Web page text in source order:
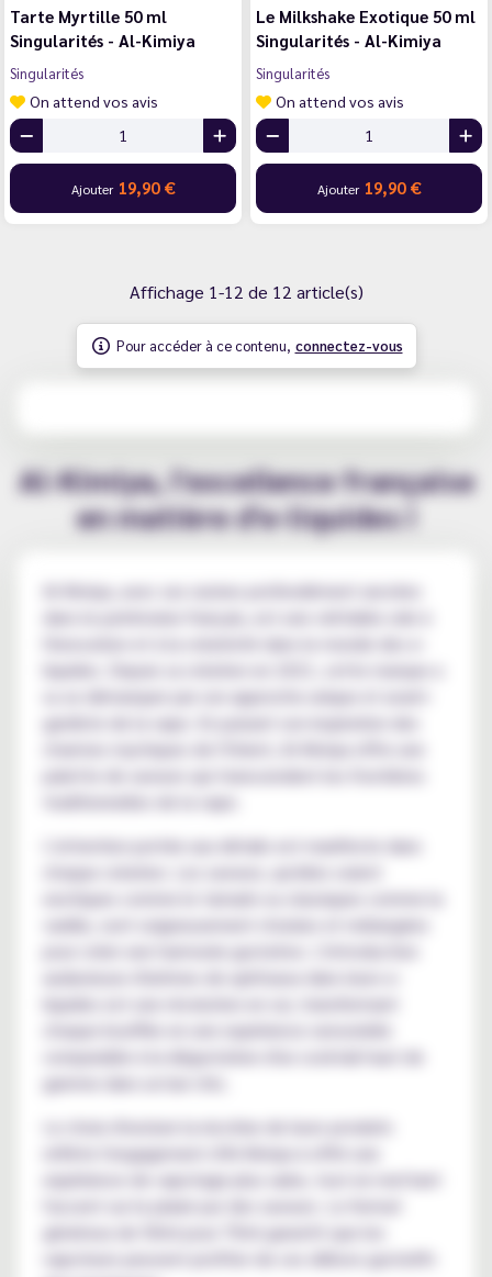
Tarte Myrtille 50 ml
Singularités - Al-Kimiya
Singularités
On attend vos avis
Ajouter 19,90 €
Le Milkshake Exotique 50 ml
Singularités - Al-Kimiya
Singularités
On attend vos avis
Ajouter 19,90 €
Affichage 1-12 de 12 article(s)
Pour accéder à ce contenu, connectez-vous
Al-Kimiya, l'excellence française
en matière d'e-liquides !
Al-Kimiya, avec ses racines profondément ancrées
dans le patrimoine français, est une véritable ode à
liquides. Depuis sa création en 2021, cette marque a
su se démarquer par son approche unique et avant-
gardiste de la vape. En puisant son inspiration des
traditionnelles de la vape.
L'attention portée aux détails est manifeste dans
chaque création. Les saveurs, qu'elles soient
exotiques comme le tamarin ou classiques comme la
vanille, sont soigneusement choisies et mélangées
pour créer une harmonie gustative. L'introduction
chaque bouffée en une expérience sensorielle
comparable à la dégustation d'un cocktail haut de
gamme dans un bar chic.
Le choix d'exclure la nicotine de leurs produits
reflète l'engagement d'Al-Kimiya à offrir une
expérience de vapotage plus saine, tout en mettant
généreux de 50ml pour 70ml garantit que les
vapoteurs peuvent profiter de ces délices gustatifs